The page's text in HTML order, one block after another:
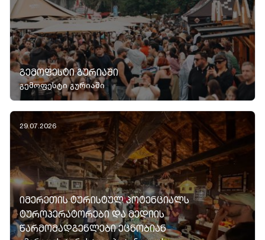
ᲒᲔᲛᲝᲤᲔᲡᲢᲘ ᲒᲣᲠᲘᲐᲨᲘ
გემოფესტი გურიაში
29.07.2026
ᲘᲛᲔᲠᲔᲗᲘᲡ ᲢᲣᲠᲘᲡᲢᲣᲚ ᲞᲝᲢᲔᲜᲪᲘᲐᲚᲡ
ᲢᲣᲠᲝᲞᲔᲠᲐᲢᲝᲠᲔᲑᲘ ᲓᲐ ᲛᲔᲓᲘᲘᲡ
ᲬᲐᲠᲛᲝᲛᲐᲓᲒᲔᲜᲚᲔᲑᲘ ᲔᲪᲜᲝᲑᲘᲐᲜ